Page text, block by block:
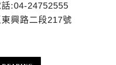
:04-24752555
興路二段217號